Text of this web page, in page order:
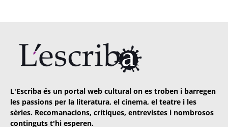
L'Escriba és un portal web cultural on es troben i barregen
les passions per la literatura, el cinema, el teatre i les
sèries. Recomanacions, crítiques, entrevistes i nombrosos
continguts t'hi esperen.